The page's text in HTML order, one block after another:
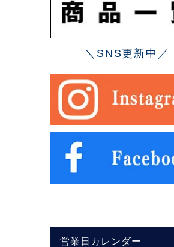
＼SNS更新中／
営業日カレンダー